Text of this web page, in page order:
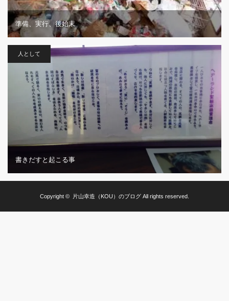
準備、実行、後始末
人として
書きだすと起こる事
Copyright © 片山幸造（KOU）のブログ All rights reserved.